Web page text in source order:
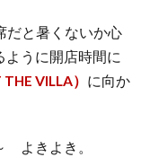
だと暑くないか心
うに開店時間に
VILLA） に向か
よきよき。